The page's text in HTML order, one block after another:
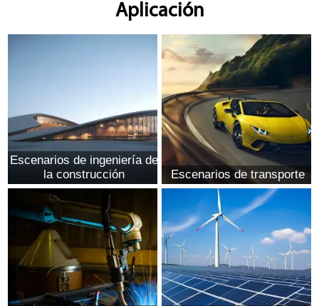
Aplicación
Escenarios de ingeniería de
la construcción
Escenarios de transporte